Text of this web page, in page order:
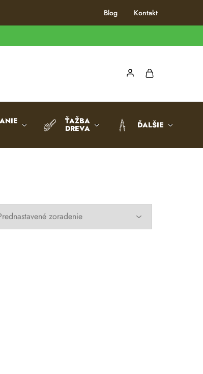
Blog Kontakt
ŤAŽBA
DREVA ĎALŠIE